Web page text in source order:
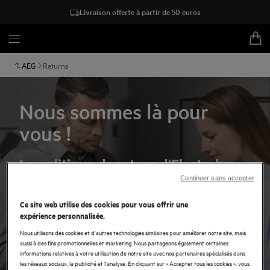
Livraison offerte à partir de 50 euros
AEG Returns
Nous sommes là pour
vous !
La politique de retour d'Electrolux
pour des achats sur www.aeg.be par
souci pour les produits AEG que vous achetez en utilisant
ce site web. Ci-dessous, vous trouverez les réponses sur
des questions éventuelles sur cette politique de retour.
Ce site web utilise des cookies pour vous offrir une
expérience personnalisée.
Nous utilisons des cookies et d'autres technologies similaires pour améliorer notre site, mais
aussi à des fins promotionnelles et marketing. Nous partageons également certaines
informations relatives à votre utilisation de notre site avec nos partenaires spécialisés dans
les réseaux sociaux, la publicité et l'analyse. En cliquant sur « Accepter tous les cookies », vous
Continuer sans accepter